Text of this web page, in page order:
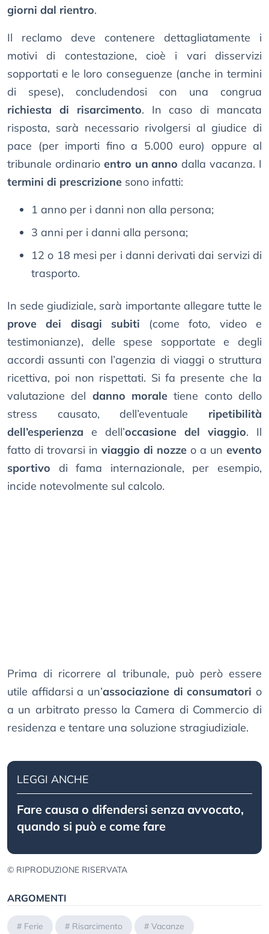
giorni dal rientro.
Il reclamo deve contenere dettagliatamente i
motivi di contestazione, cioè i vari disservizi
sopportati e le loro conseguenze (anche in termini
di spese), concludendosi con una congrua
richiesta di risarcimento. In caso di mancata
risposta, sarà necessario rivolgersi al giudice di
pace (per importi fino a 5.000 euro) oppure al
tribunale ordinario entro un anno dalla vacanza. I
termini di prescrizione sono infatti:
1 anno per i danni non alla persona;
3 anni per i danni alla persona;
12 o 18 mesi per i danni derivati dai servizi di
trasporto.
In sede giudiziale, sarà importante allegare tutte le
prove dei disagi subiti (come foto, video e
testimonianze), delle spese sopportate e degli
accordi assunti con l’agenzia di viaggi o struttura
ricettiva, poi non rispettati. Si fa presente che la
valutazione del danno morale tiene conto dello
stress causato, dell’eventuale ripetibilità
dell’esperienza e dell’occasione del viaggio. Il
fatto di trovarsi in viaggio di nozze o a un evento
sportivo di fama internazionale, per esempio,
incide notevolmente sul calcolo.
Prima di ricorrere al tribunale, può però essere
utile affidarsi a un’associazione di consumatori o
a un arbitrato presso la Camera di Commercio di
residenza e tentare una soluzione stragiudiziale.
LEGGI ANCHE
Fare causa o difendersi senza avvocato,
quando si può e come fare
© RIPRODUZIONE RISERVATA
ARGOMENTI
# Ferie # Risarcimento # Vacanze